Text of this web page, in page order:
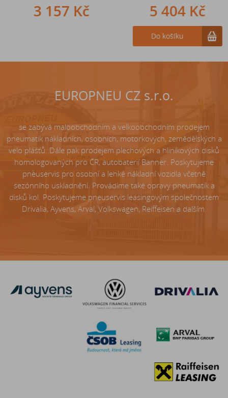
3 157 Kč 5 404 Kč
Do košíku
242 Kč
Do košíku
EUROPNEU CZ s.r.o.
se zabývá maloobchodním a velkoobchodním prodejem
pneumatik nákladních, osobních, motorkových, zemědělských a
velo plášťů. Dále pak prodejem plechových a hliníkových disků
homologovaných pro ČR, autobaterií Banner. Poskytujeme
pneuservis pro osobní a lehké nákladní vozidla včetně
sezónního uskladnění. Provádíme také opravy pneumatik a
disků kol. Poskytujeme pneuservis leasingovým společnostem
Drivalia, Ayvens, Arval, Volkswagen, Reiffeisen a dalším.